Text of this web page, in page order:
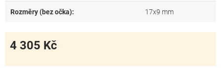
4 305 Kč
cena:
Rozměry (bez očka): 17x9 mm